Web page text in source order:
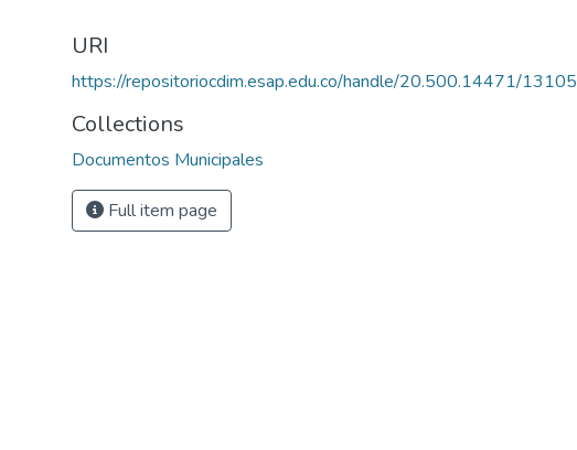
URI
https://repositoriocdim.esap.edu.co/handle/20.500.14471/13105
Collections
Documentos Municipales
Full item page